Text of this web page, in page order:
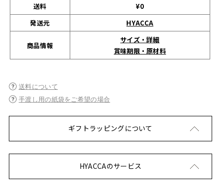
送料
¥0
発送元
HYACCA
商品情報
サイズ・詳細
賞味期限・原材料
送料について
手渡し用の紙袋をご希望の場合
ギフトラッピングについて
HYACCAのサービス